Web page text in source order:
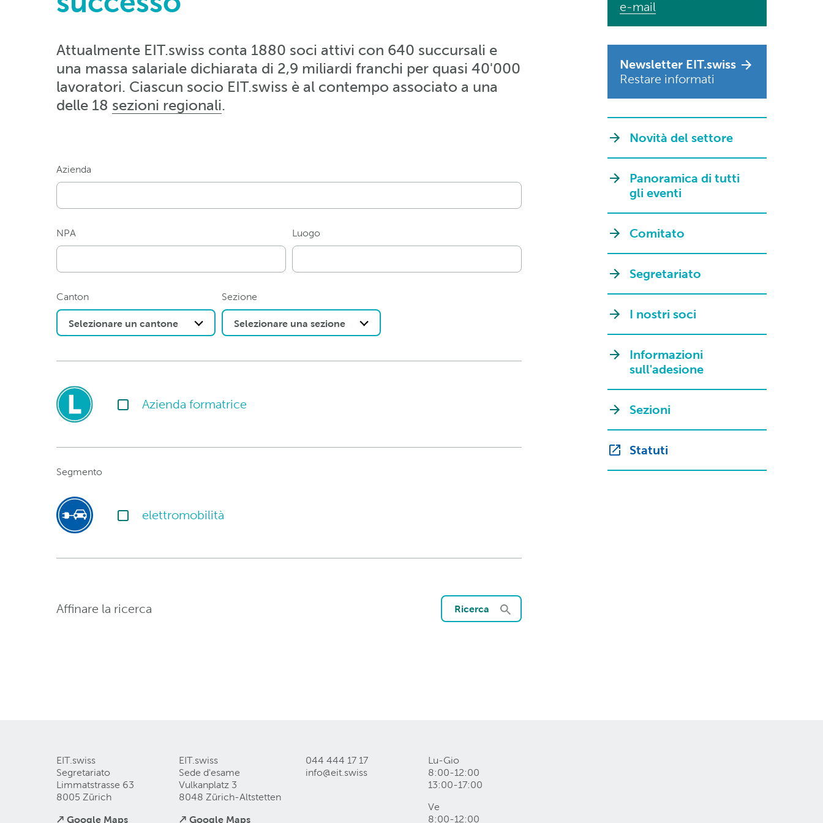
Attualmente EIT.swiss conta 1880 soci attivi con 640 succursali e
una massa salariale dichiarata di 2,9 miliardi franchi per quasi 40'000
lavoratori. Ciascun socio EIT.swiss è al contempo associato a una
delle 18 sezioni regionali.
Azienda
NPA Luogo
Canton
Selezionare un cantone
Sezione
Selezionare una sezione
Azienda formatrice
Segmento
elettromobilità
Ricerca
Affinare la ricerca
e-mail
Newsletter EIT.swiss
Restare informati
Novità del settore
Panoramica di tutti
gli eventi
Comitato
Segretariato
I nostri soci
Informazioni
sull'adesione
Sezioni
Statuti
EIT.swiss
Segretariato
Limmatstrasse 63
8005 Zürich
↗ Google Maps
EIT.swiss
Sede d'esame
Vulkanplatz 3
8048 Zürich-Altstetten
↗ Google Maps
044 444 17 17
info@eit swiss
Lu-Gio
8:00-12:00
13:00-17:00
Ve
8:00-12:00